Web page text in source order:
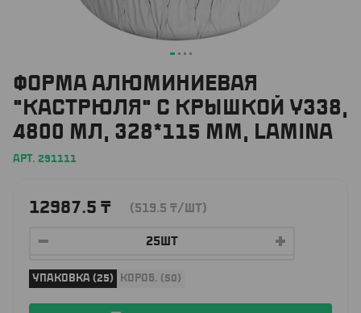
ФОРМА АЛЮМИНИЕВАЯ
"КАСТРЮЛЯ" С КРЫШКОЙ Y338,
4800 МЛ, 328*115 ММ, LAMINA
АРТ. 291111
12987.5 ₸ (519.5 ₸/ШТ)
УПАКОВКА (25) КОРОБ. (50)